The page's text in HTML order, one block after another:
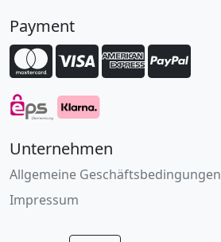
Payment
Unternehmen
Allgemeine Geschäftsbedingungen
Impressum